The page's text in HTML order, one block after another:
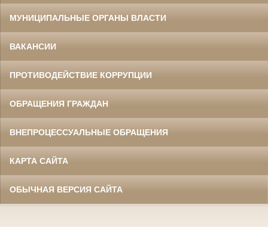
МУНИЦИПАЛЬНЫЕ ОРГАНЫ ВЛАСТИ
ВАКАНСИИ
ПРОТИВОДЕЙСТВИЕ КОРРУПЦИИ
ОБРАЩЕНИЯ ГРАЖДАН
ВНЕПРОЦЕССУАЛЬНЫЕ ОБРАЩЕНИЯ
КАРТА САЙТА
ОБЫЧНАЯ ВЕРСИЯ САЙТА